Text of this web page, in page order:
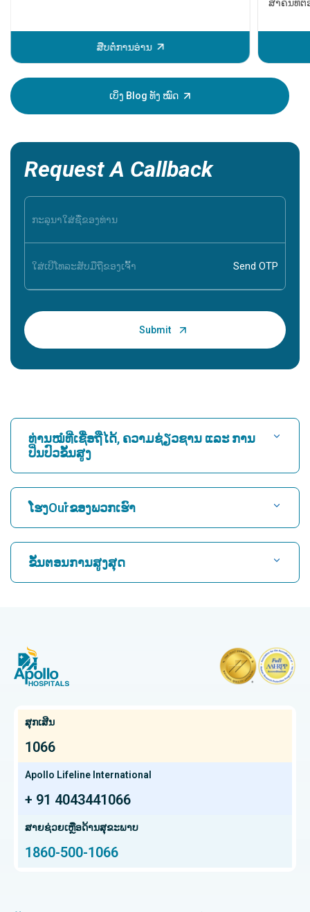
ສືບຕໍ່ການອ່ານ
ສຳຄັນທີ່ຕ້
ໄດ້ຮັບກາ
ຂອງການ
ສາມາດຊ່
ສະນັ້ນມັ
ອາການເ
ເບິ່ງ Blog ທັງ ໝົດ
Request A Callback
ທ່ານໝໍທີ່ເຊື່ອຖືໄດ້, ຄວາມຊ່ຽວຊານ ແລະ ການ
ປິ່ນປົວຂັ້ນສູງ
ຊອກຫາໂຮງ ໝໍ
ຊອກຫາແພດຫົວໃຈ
ຊອກຫາແພດຊ່ຽວຊານດ້ານກະດູກ
ຊອກຫາແພດຊ່ຽວຊານດ້ານກະເພາະອາຫານ
ຊອກຫາແພດຜ່າຕັດປ່ຽນຖ່າຍອະໄວຍະວະ
ຊອກຫາຜູ້ຊ່ຽວຊານດ້ານຫູ ດັງ ດັງ ແລະ ດັງ
ໂຮງOurໍຂອງພວກເຮົາ
ໂຮງໝໍທີ່ດີທີ່ສຸດໃນ Greams Road, Chennai
ໂຮງໝໍທີ່ດີທີ່ສຸດໃນ Teynampet, Chennai
ໂຮງໝໍທີ່ດີທີ່ສຸດໃນ OMR, Chennai
ໂຮງໝໍມະເຮັງທີ່ດີທີ່ສຸດໃນ Bhat, Gandhinagar, Ahmedabad
ໂຮງໝໍມະເຮັງທີ່ດີທີ່ສຸດໃນເມືອງອີເລັກໂທຣນິກ, ບັງກາລໍ
ໂຮງໝໍມະເຮັງທີ່ດີທີ່ສຸດໃນ Teynampet, Chennai
ໂຮງໝໍມະເຮັງທີ່ດີທີ່ສຸດໃນ HSR Layout, Bangalore
ສູນມະເຮັງໂປຣຕອນທີ່ດີທີ່ສຸດໃນ Chennai
ໂຮງໝໍເດັກທີ່ດີທີ່ສຸດໃນ Thousand Lights, Chennai
ຂັ້ນຕອນການສູງສຸດ
Laparoscopic Cholecystectomy
ການຕັດມົດລູກ
Kidney Transplant
Extracorporeal Shockwave Lithotripsy
Liver transplant
ການປັ້ນປອດ
ສະໂພກ Arthroscopy
Total Hip Replacement
ສຸກເສີນ
1066
Apollo Lifeline International
+ 91 4043441066
ສາຍຊ່ວຍເຫຼືອດ້ານສຸຂະພາບ
1860-500-1066